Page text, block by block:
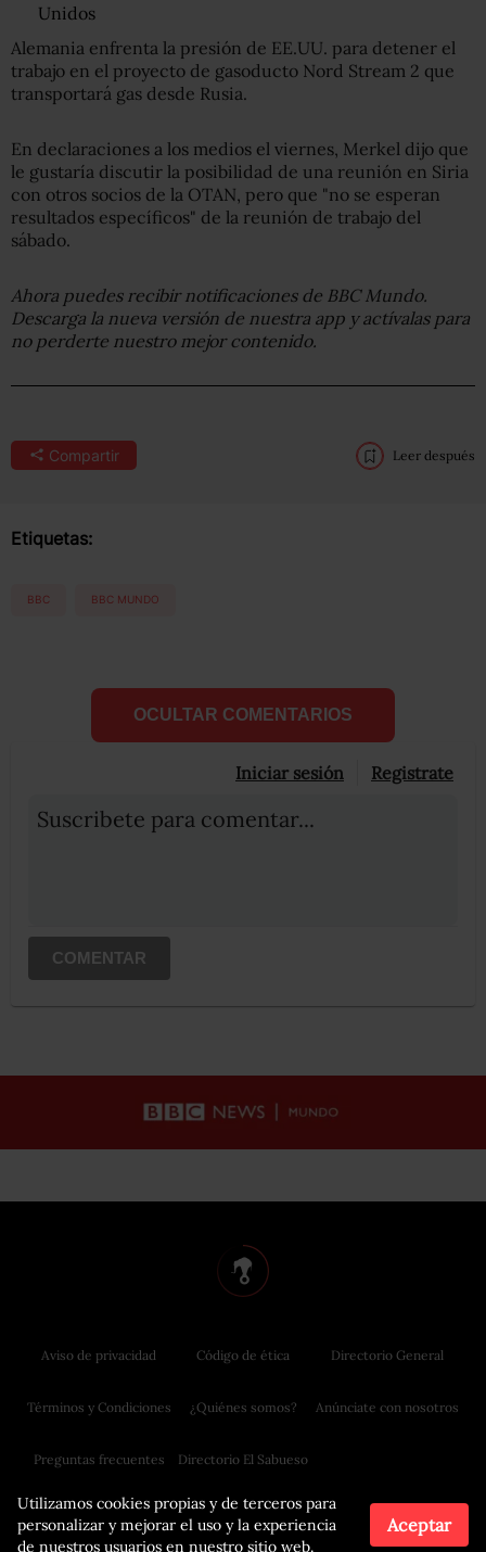
Unidos
Alemania enfrenta la presión de EE.UU. para detener el
trabajo en el proyecto de gasoducto Nord Stream 2 que
transportará gas desde Rusia.
En declaraciones a los medios el viernes, Merkel dijo que
le gustaría discutir la posibilidad de una reunión en Siria
con otros socios de la OTAN, pero que "no se esperan
resultados específicos" de la reunión de trabajo del
sábado.
Ahora puedes recibir notificaciones de BBC Mundo.
Descarga la nueva versión de nuestra app y actívalas para
no perderte nuestro mejor contenido.
Compartir Leer después
Etiquetas:
BBC BBC MUNDO
OCULTAR COMENTARIOS
Iniciar sesión Registrate
Suscribete para comentar...
COMENTAR
Utilizamos cookies propias y de terceros para
personalizar y mejorar el uso y la experiencia
de nuestros usuarios en nuestro sitio web.
Aceptar
Aviso de privacidad
Términos y Condiciones
Preguntas frecuentes
Código de ética
¿Quiénes somos?
Directorio El Sabueso
Directorio General
Anúnciate con nosotros